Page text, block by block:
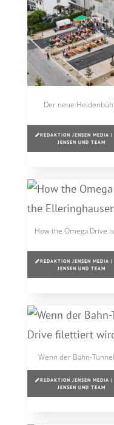
Der neue
REDAKTION JENSEN MEDIA |
JENSEN UND TEAM
How the Omega Drive
REDAKTION JENSEN MEDIA |
JENSEN UND TEAM
Wenn der Bahn-
REDAKTION JENSEN MEDIA |
JENSEN UND TEAM